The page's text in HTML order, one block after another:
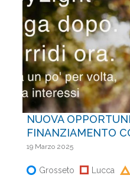
NUOVA
FINANZIAMENTO
19 Marzo 2025
Grosseto Lucca